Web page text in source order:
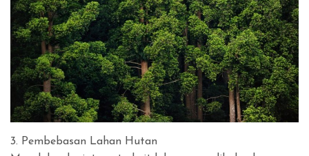
3. Pembebasan Lahan Hutan